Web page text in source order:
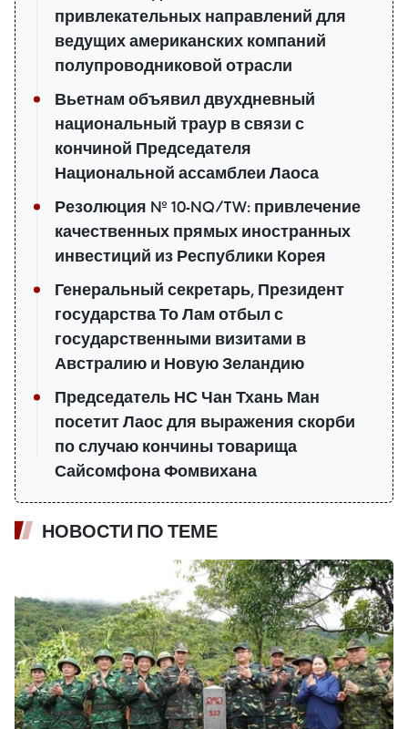
привлекательных направлений для
ведущих американских компаний
полупроводниковой отрасли
Вьетнам объявил двухдневный
национальный траур в связи с
кончиной Председателя
Национальной ассамблеи Лаоса
Резолюция № 10-NQ/TW: привлечение
качественных прямых иностранных
инвестиций из Республики Корея
Генеральный секретарь, Президент
государства То Лам отбыл с
государственными визитами в
Австралию и Новую Зеландию
Председатель НС Чан Тхань Ман
посетит Лаос для выражения скорби
по случаю кончины товарища
Сайсомфона Фомвихана
НОВОСТИ ПО ТЕМЕ